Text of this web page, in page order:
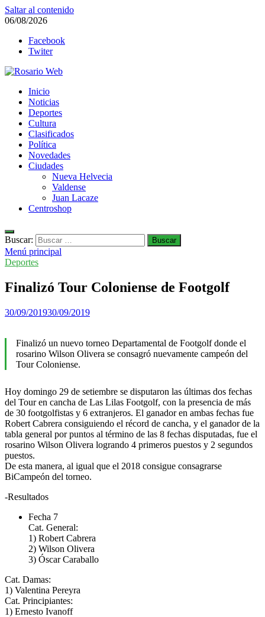
Saltar al contenido
06/08/2026
Facebook
Twiter
Rosario Web
Todas la noticias de Rosario y la zona
Inicio
Noticias
Deportes
Cultura
Clasificados
Política
Novedades
Ciudades
Nueva Helvecia
Valdense
Juan Lacaze
Centroshop
Buscar:
Menú principal
Deportes
Finalizó Tour Coloniense de Footgolf
30/09/201930/09/2019
Finalizó un nuevo torneo Departamental de Footgolf donde el
rosarino Wilson Olivera se consagró nuevamente campeón del
Tour Coloniense.
Hoy domingo 29 de setiembre se disputaron las últimas dos fechas
del Tour en cancha de Las Lilas Footgolf, con la presencia de más
de 30 footgolfistas y 6 extranjeros. El ganador en ambas fechas fue
Robert Cabrera consiguiendo el récord de cancha, y el ganador de la
tabla general por puntos al término de las 8 fechas disputadas, fue el
rosarino Wilson Olivera logrando 4 primeros puestos y 2 segundos
puestos.
De esta manera, al igual que el 2018 consigue consagrarse
BiCampeón del torneo.
-Resultados
Fecha 7
Cat. General:
1) Robert Cabrera
2) Wilson Olivera
3) Óscar Caraballo
Cat. Damas:
1) Valentina Pereyra
Cat. Principiantes:
1) Ernesto Ivanoff